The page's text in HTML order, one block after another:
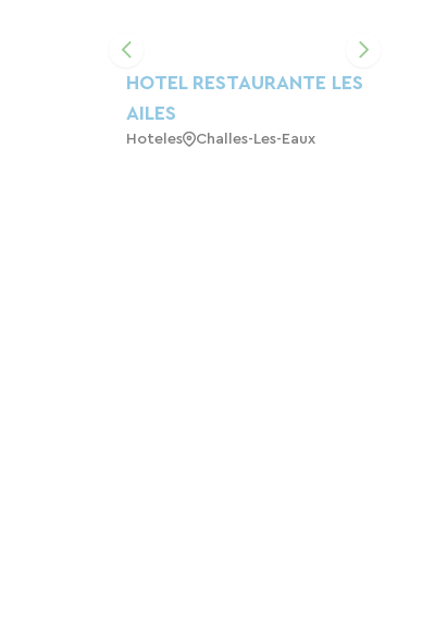
HOTEL RESTAURANTE LES
AILES
Hoteles Challes-Les-Eaux